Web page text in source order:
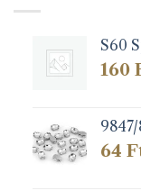
S60
160
64